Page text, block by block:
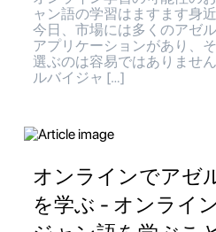
ャン語の学習はますます身
今日、市場には多くのアゼ
アプリケーションがあり、
選ぶのは容易ではありませ
ルバイジャ […]
オンラインでアゼ
を学ぶ - オンライ